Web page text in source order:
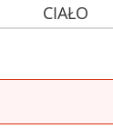
CIAŁO